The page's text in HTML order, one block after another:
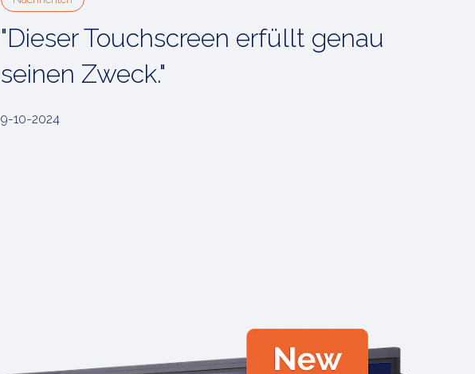
"Dieser Touchscreen erfüllt genau
seinen Zweck."
9-10-2024